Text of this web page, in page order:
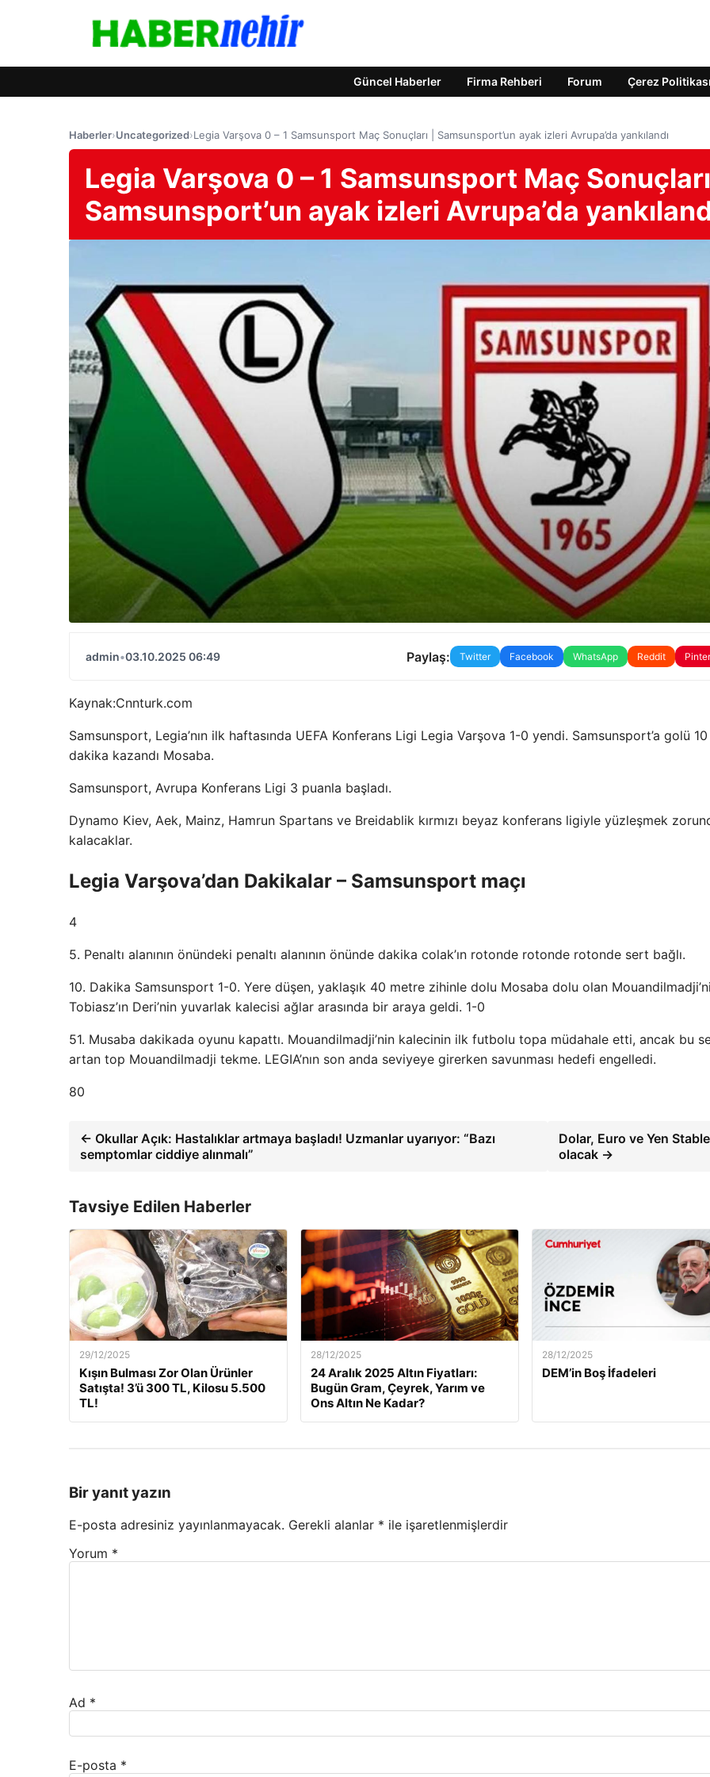
Güncel Haberler Firma Rehberi Forum Çerez Politikası
Haberler›Uncategorized›Legia Varşova 0 – 1 Samsunsport Maç Sonuçları | Samsunsport’un ayak izleri Avrupa’da yankılandı
Legia Varşova 0 – 1 Samsunsport Maç Sonuçları
Samsunsport’un ayak izleri Avrupa’da
admin•03.10.2025 06:49 Paylaş: Twitter Facebook WhatsApp Reddit
Kaynak:Cnnturk.com
Samsunsport, Legia’nın ilk haftasında UEFA Konferans Ligi Legia Varşova 1-0 yendi. Samsunsport’a golü 10
dakika kazandı Mosaba.
Samsunsport, Avrupa Konferans Ligi 3 puanla başladı.
Dynamo Kiev, Aek, Mainz, Hamrun Spartans ve Breidablik kırmızı beyaz konferans ligiyle yüzleşmek
kalacaklar.
Legia Varşova’dan Dakikalar – Samsunsport maçı
4
5. Penaltı alanının önündeki penaltı alanının önünde dakika colak’ın rotonde rotonde rotonde sert bağlı.
10. Dakika Samsunsport 1-0. Yere düşen, yaklaşık 40 metre zihinle dolu Mosaba dolu olan
Tobiasz’ın Deri’nin yuvarlak kalecisi ağlar arasında bir araya geldi. 1-0
51. Musaba dakikada oyunu kapattı. Mouandilmadji’nin kalecinin ilk futbolu topa müdahale etti, ancak bu
artan top Mouandilmadji tekme. LEGIA’nın son anda seviyeye girerken savunması hedefi engelledi.
80
← Okullar Açık: Hastalıklar artmaya başladı! Uzmanlar uyarıyor: “Bazı
semptomlar ciddiye alınmalı”
Dolar, Euro ve Yen
olacak →
Tavsiye Edilen Haberler
29/12/2025
Kışın Bulması Zor Olan Ürünler
Satışta! 3’ü 300 TL, Kilosu 5.500
TL!
28/12/2025
24 Aralık 2025 Altın Fiyatları:
Bugün Gram, Çeyrek, Yarım ve
Ons Altın Ne Kadar?
28/12/2025
DEM’in Boş İfadeleri
Bir yanıt yazın
E-posta adresiniz yayınlanmayacak. Gerekli alanlar * ile işaretlenmişlerdir
Yorum *
Ad *
E-posta *